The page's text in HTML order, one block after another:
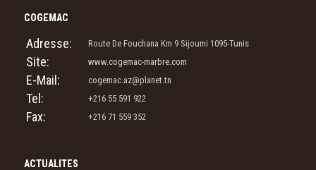
COGEMAC
Adresse: Route De Fouchana Km 9 Sijoumi 1095-Tunis
Site: www.cogemac-marbre.com
E-Mail: cogemac.az@planet.tn
Tel: +216 55 591 922
Fax: +216 71 559 352
ACTUALITES